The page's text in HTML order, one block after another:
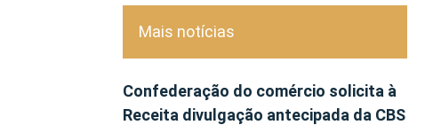
Mais notícias
Confederação do comércio solicita à
Receita divulgação antecipada da CBS